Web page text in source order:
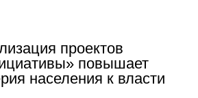
проектов
повышает
населения к власти